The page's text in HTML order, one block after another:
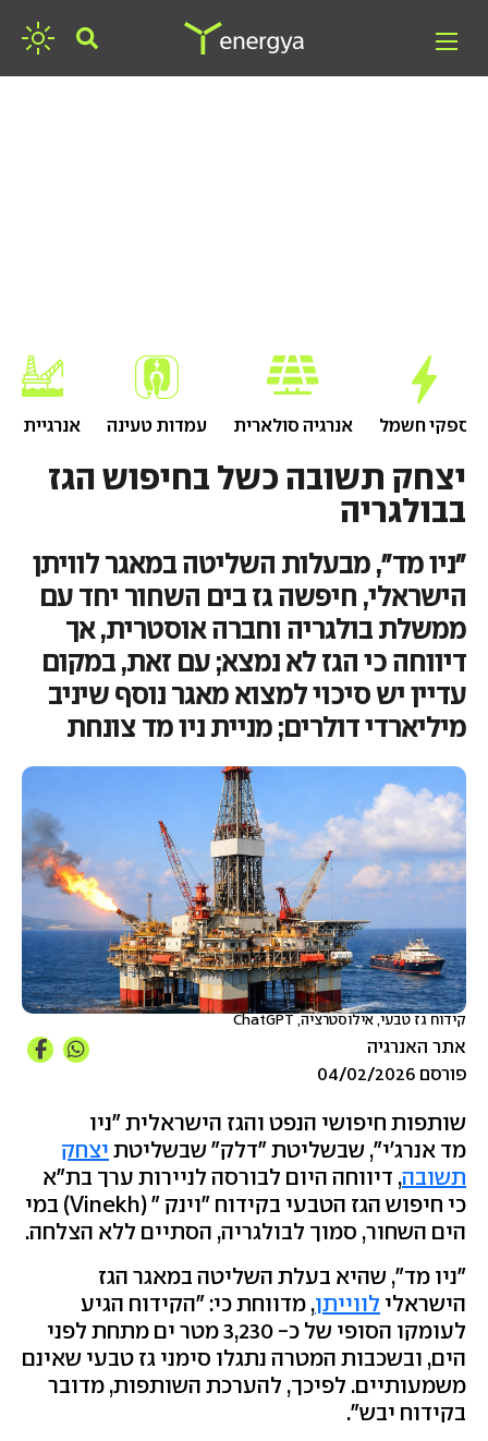
ספקי חשמל אנרגיה סולארית עמדות טעינה אנרגיית גז
יצחק תשובה כשל בחיפוש הגז
בבולגריה
"ניו מד", מבעלות השליטה במאגר לוויתן
הישראלי, חיפשה גז בים השחור יחד עם
ממשלת בולגריה וחברה אוסטרית, אך
דיווחה כי הגז לא נמצא; עם זאת, במקום
עדיין יש סיכוי למצוא מאגר נוסף שיניב
מיליארדי דולרים; מניית ניו מד צונחת
קידוח גז טבעי, אילוסטרציה, ChatGPT
אתר האנרגיה
פורסם 04/02/2026
שותפות חיפושי הנפט והגז הישראלית "ניו
מד אנרג'י", שבשליטת "דלק" שבשליטתיצחק
תשובה, דיווחה היום לבורסה לניירות ערך בת"א
כי חיפוש הגז הטבעי בקידוח "וינק " (Vinekh) במי
הים השחור, סמוך לבולגריה, הסתיים ללא הצלחה.
"ניו מד", שהיא בעלת השליטה במאגר הגז
הישראלי לווייתן, מדווחת כי: "הקידוח הגיע
לעומקו הסופי של כ- 3,230 מטר ים מתחת לפני
הים, ובשכבות המטרה נתגלו סימני גז טבעי שאינם
משמעותיים. לפיכך, להערכת השותפות, מדובר
בקידוח יבש".